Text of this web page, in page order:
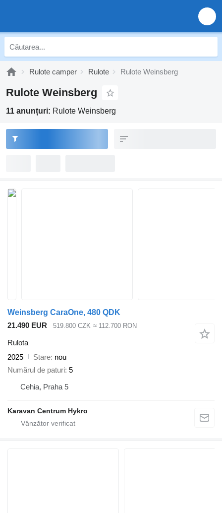
Rulote camper Rulote Rulote Weinsberg
Rulote Weinsberg
11 anunțuri: Rulote Weinsberg
Weinsberg CaraOne, 480 QDK
21.490 EUR
519.800 CZK ≈ 112.700 RON
Rulota
2025
Stare nou
Numărul de paturi 5
Cehia, Praha 5
Karavan Centrum Hykro